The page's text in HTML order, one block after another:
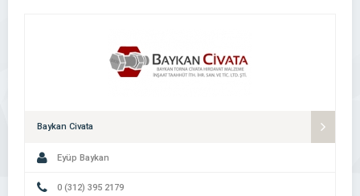
Baykan Civata
Eyüp Baykan
0 (312) 395 2179